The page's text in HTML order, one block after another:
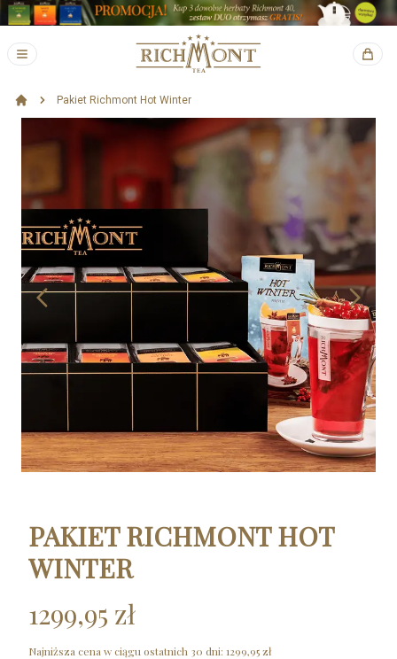
Pakiet Richmont Hot Winter
PAKIET RICHMONT HOT
WINTER
1299,95 zł
Najniższa cena w ciągu ostatnich 30 dni: 1299,95 zł